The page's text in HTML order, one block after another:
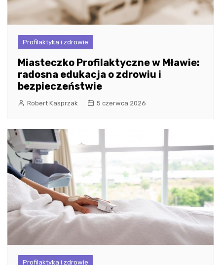
Profilaktyka i zdrowie
Miasteczko Profilaktyczne w Mławie:
radosna edukacja o zdrowiu i
bezpieczeństwie
Robert Kasprzak 5 czerwca 2026
Profilaktyka i zdrowie